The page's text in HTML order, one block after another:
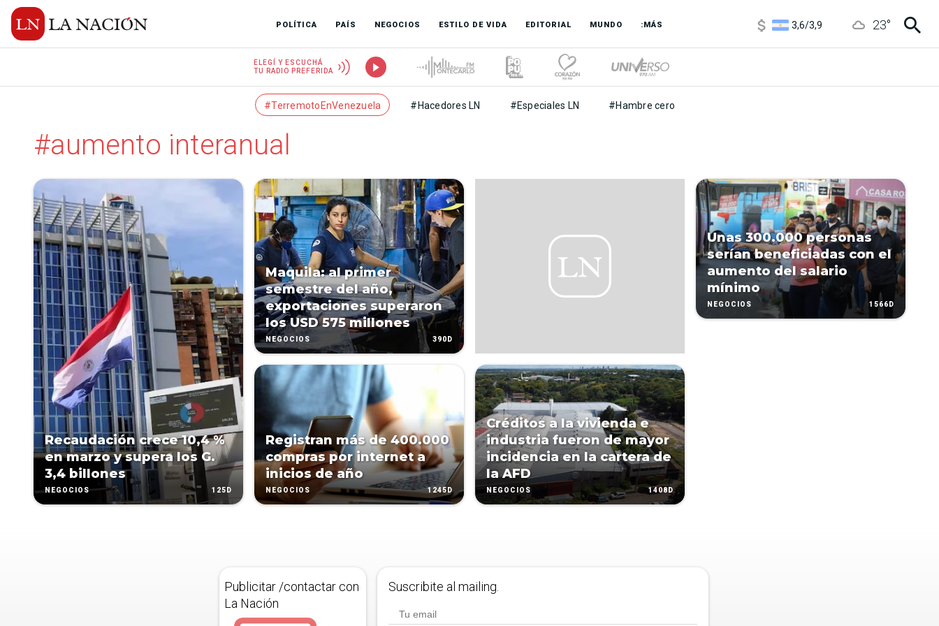
POLÍTICA PAÍS NEGOCIOS ESTILO DE VIDA EDITORIAL MUNDO :MÁS
3,6/3,9
23°
ELEGÍ Y ESCUCHÁ
TU RADIO PREFERIDA
#TerremotoEnVenezuela #Hacedores LN #Especiales LN #Hambre cero
#aumento interanual
Recaudación crece 10,4 %
en marzo y supera los G.
3,4 billones
NEGOCIOS 125D
Maquila: al primer
semestre del año,
exportaciones superaron
los USD 575 millones
NEGOCIOS 390D
Registran más de 400.000
compras por internet a
inicios de año
NEGOCIOS 1245D
Créditos a la vivienda e
industria fueron de mayor
incidencia en la cartera de
la AFD
NEGOCIOS 1408D
Unas 300.000 personas
serían beneficiadas con el
aumento del salario
mínimo
NEGOCIOS 1566D
Publicitar /contactar con
La Nación
Suscribite al mailing.